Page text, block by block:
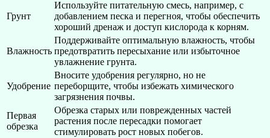
Грунт
Используйте питательную смесь, например, с
добавлением песка и перегноя, чтобы обеспечить
хороший дренаж и доступ кислорода к корням.
Влажность
Поддерживайте оптимальную влажность, чтобы
предотвратить пересыхание или избыточное
увлажнение грунта.
Удобрение
Вносите удобрения регулярно, но не
переборщите, чтобы избежать химического
загрязнения почвы.
Первая
обрезка
Обрезка старых или поврежденных частей
растения после пересадки помогает
стимулировать рост новых побегов.